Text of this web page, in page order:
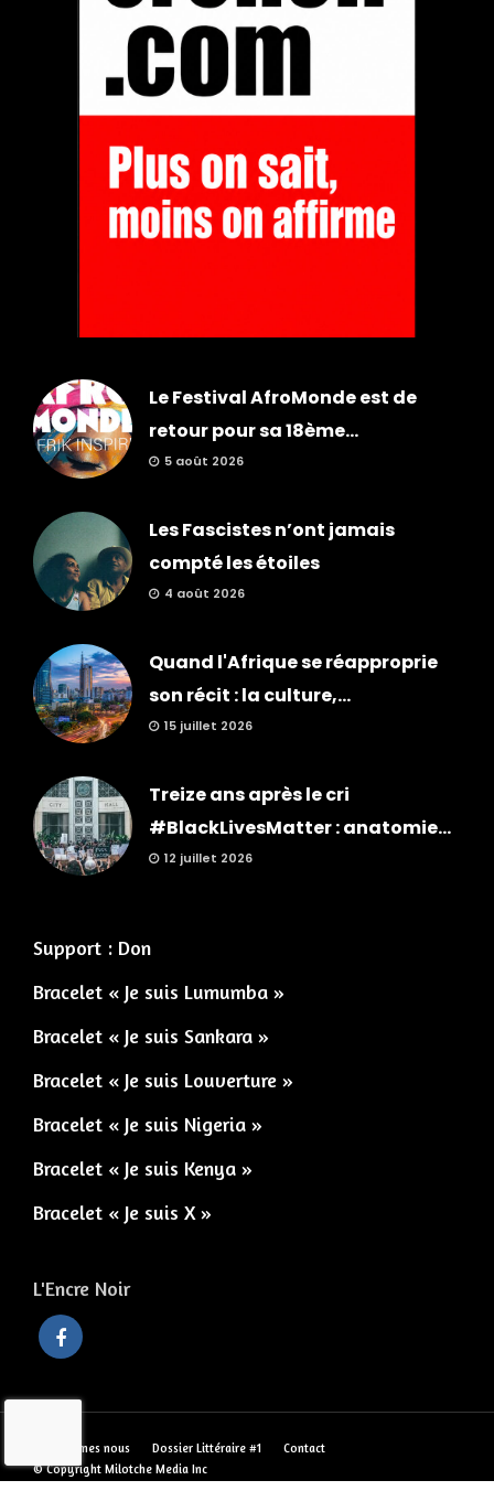
Le Festival AfroMonde est de
retour pour sa 18ème...
5 août 2026
Les Fascistes n’ont jamais
compté les étoiles
4 août 2026
Quand l'Afrique se réapproprie
son récit : la culture,...
15 juillet 2026
Treize ans après le cri
#BlackLivesMatter : anatomie...
12 juillet 2026
Support : Don
Bracelet « Je suis Lumumba »
Bracelet « Je suis Sankara »
Bracelet « Je suis Louverture »
Bracelet « Je suis Nigeria »
Bracelet « Je suis Kenya »
Bracelet « Je suis X »
L'Encre Noir
Qui sommes nous Dossier Littéraire #1
Contact
© Copyright Milotche Media Inc